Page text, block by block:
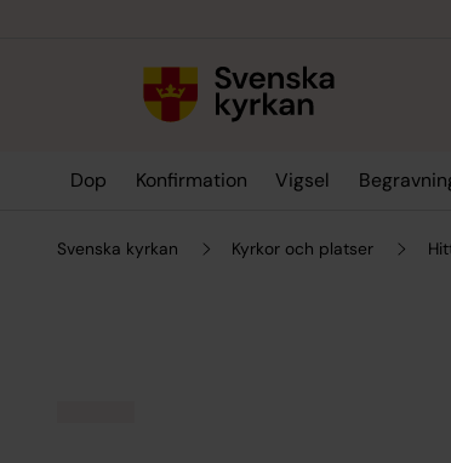
Dop Konfirmation Vigsel
Svenska kyrkan Kyrkor och platser